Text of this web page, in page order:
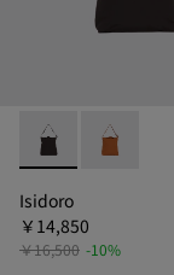
Isidoro - B1346-
Isidoro -
Isidoro
￥14,850
￥16,500 -10%